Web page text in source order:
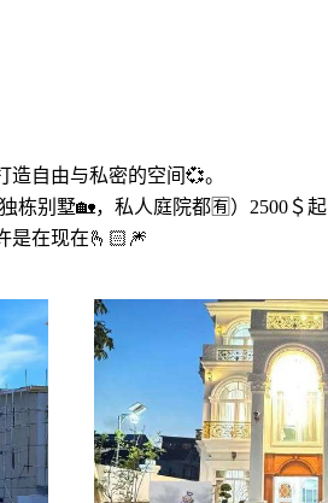
自由与私密的空间💞。
栋别墅🏡，私人庭院都🈶）2500＄起
是在现在🫰🏻🎆